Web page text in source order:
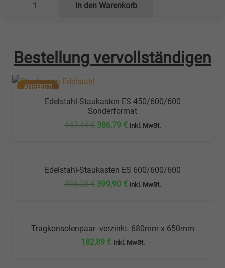
Edelstahl-
ES
500/600/600
In den Warenkorb
Bestellung vervollständigen
ANGEBOT!
Edelstahl-Staukasten ES 450/600/600
Sonderformat
447,44€ Ursprünglicher
447,44 €
386,79 €Aktueller
386,79 €.
inkl. MwSt.
ANGEBOT!Edelstahl-Staukasten ES 600/600/600
496,23€ Ursprünglicher
496,23 €
399,90 €Aktueller
399,90 €.
inkl. MwSt.
Tragkonsolenpaar -verzinkt- 680mm x 650mm
182,89 € inkl. MwSt.